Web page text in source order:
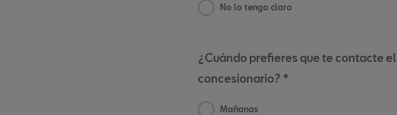
No lo tengo claro
¿Cuándo prefieres que te contacte el
concesionario? *
Mañanas